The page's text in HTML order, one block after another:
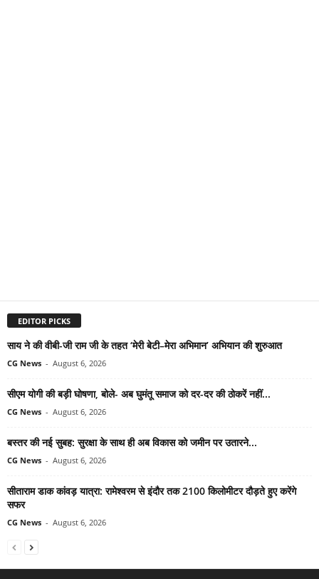
EDITOR PICKS
साय ने की वीबी-जी राम जी के तहत ‘मेरी बेटी–मेरा अभिमान’ अभियान की शुरुआत
CG News - August 6, 2026
सीएम योगी की बड़ी घोषणा, बोले- अब घुमंतू समाज को दर-दर की ठोकरें नहीं...
CG News - August 6, 2026
बस्तर की नई सुबह: सुरक्षा के साथ ही अब विकास को जमीन पर उतारने...
CG News - August 6, 2026
सीताराम डाक कांवड़ यात्रा: रामेश्वरम से इंदौर तक 2100 किलोमीटर दौड़ते हुए करेंगे
सफर
CG News - August 6, 2026